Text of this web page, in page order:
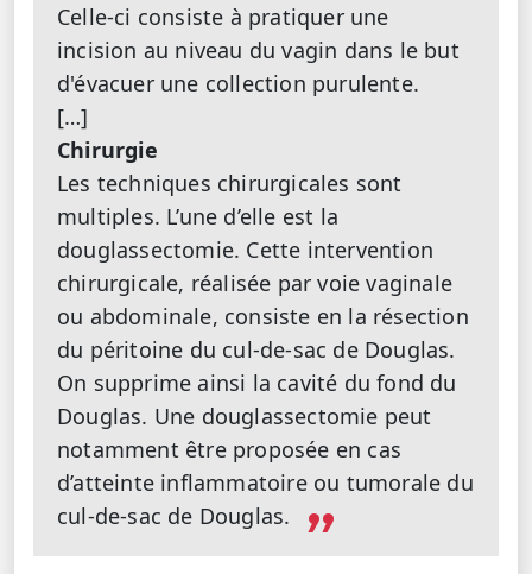
Celle-ci consiste à pratiquer une
incision au niveau du vagin dans le but
d'évacuer une collection purulente.
[…]
Chirurgie
Les techniques chirurgicales sont
multiples. L’une d’elle est la
douglassectomie. Cette intervention
chirurgicale, réalisée par voie vaginale
ou abdominale, consiste en la résection
du péritoine du cul-de-sac de Douglas.
On supprime ainsi la cavité du fond du
Douglas. Une douglassectomie peut
notamment être proposée en cas
d’atteinte inflammatoire ou tumorale du
cul-de-sac de Douglas.